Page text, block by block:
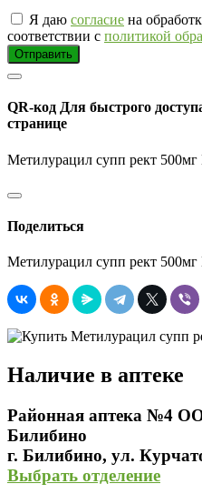
Я даю согласие на
соответствии с политикой
Отправить
QR-код Для быстрого
странице
Метилурацил супп рект
Поделиться
Метилурацил супп рект
Наличие в аптеке
Районная аптека №4
Билибино
г. Билибино, ул.
Выбрать отделение